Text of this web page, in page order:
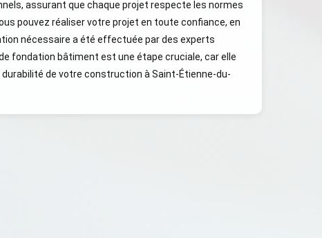
assurant que chaque projet respecte les normes
pouvez réaliser votre projet en toute confiance, en
nécessaire a été effectuée par des experts
fondation bâtiment est une étape cruciale, car elle
de votre construction à Saint-Étienne-du-